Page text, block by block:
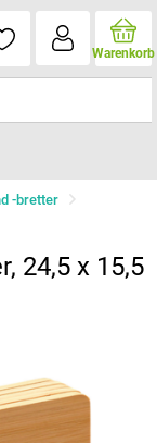
Warenkorb
-bretter
24,5 x 15,5